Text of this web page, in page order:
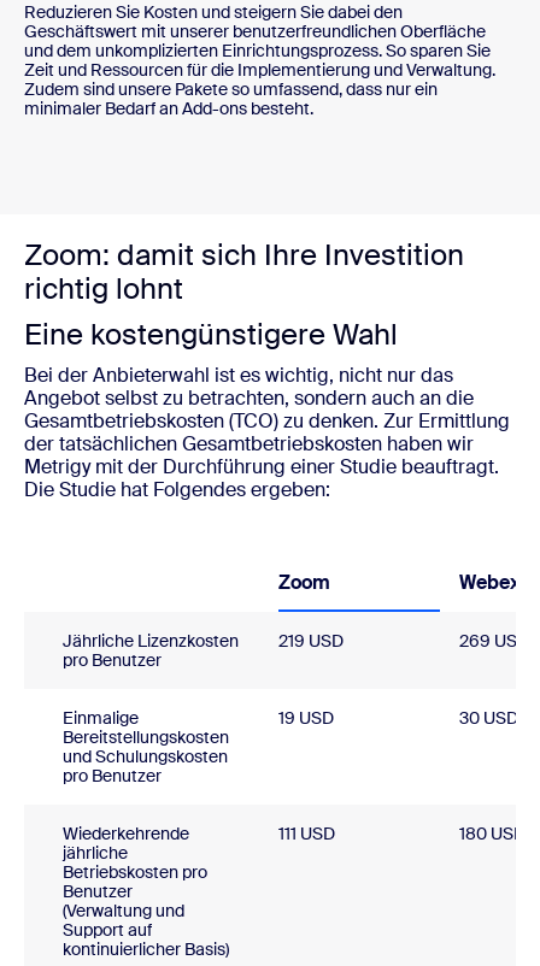
Reduzieren Sie Kosten und steigern Sie dabei den
Geschäftswert mit unserer benutzerfreundlichen Oberfläche
und dem unkomplizierten Einrichtungsprozess. So sparen Sie
Zeit und Ressourcen für die Implementierung und Verwaltung.
Zudem sind unsere Pakete so umfassend, dass nur ein
minimaler Bedarf an Add-ons besteht.
Zoom: damit sich Ihre Investition
richtig lohnt
Eine kostengünstigere Wahl
Bei der Anbieterwahl ist es wichtig, nicht nur das
Angebot selbst zu betrachten, sondern auch an die
Gesamtbetriebskosten (TCO) zu denken. Zur Ermittlung
der tatsächlichen Gesamtbetriebskosten haben wir
Metrigy mit der Durchführung einer Studie beauftragt.
Die Studie hat Folgendes ergeben:
Zoom Webex
Jährliche Lizenzkosten
pro Benutzer
219 USD 269 USD
Einmalige
Bereitstellungskosten
und Schulungskosten
pro Benutzer
19 USD 30 USD
Wiederkehrende
jährliche
Betriebskosten pro
Benutzer
(Verwaltung und
Support auf
kontinuierlicher Basis)
111 USD 180 USD